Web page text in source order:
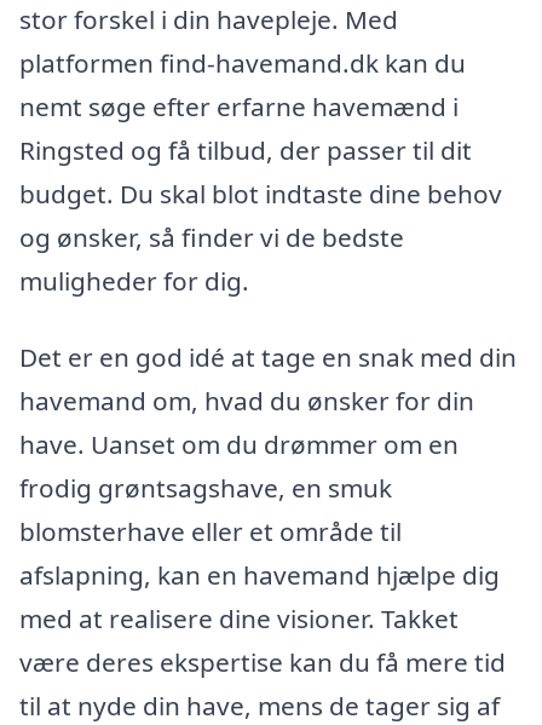
stor forskel i din havepleje. Med
platformen find-havemand.dk kan du
nemt søge efter erfarne havemænd i
Ringsted og få tilbud, der passer til dit
budget. Du skal blot indtaste dine behov
og ønsker, så finder vi de bedste
muligheder for dig.
Det er en god idé at tage en snak med din
havemand om, hvad du ønsker for din
have. Uanset om du drømmer om en
frodig grøntsagshave, en smuk
blomsterhave eller et område til
afslapning, kan en havemand hjælpe dig
med at realisere dine visioner. Takket
være deres ekspertise kan du få mere tid
til at nyde din have, mens de tager sig af